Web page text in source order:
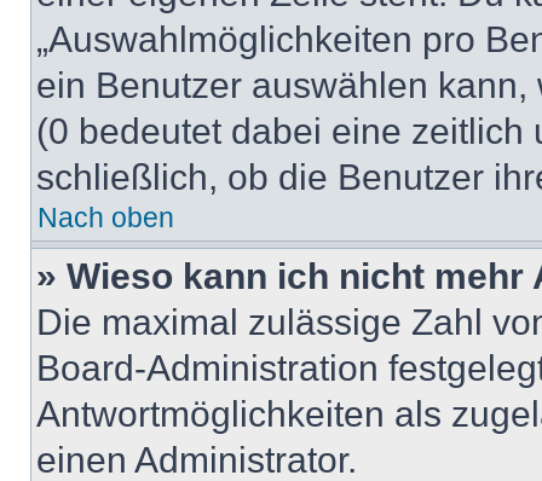
„Auswahlmöglichkeiten pro
ein Benutzer auswählen
(0 bedeutet dabei eine
schließlich, ob die Benutzer
Nach oben
» Wieso kann ich nicht
Die maximal zulässige Zahl
Board-Administration
Antwortmöglichkeiten als
einen Administrator.